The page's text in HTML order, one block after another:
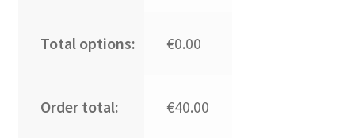
Total options: €0.00
Order total: €40.00